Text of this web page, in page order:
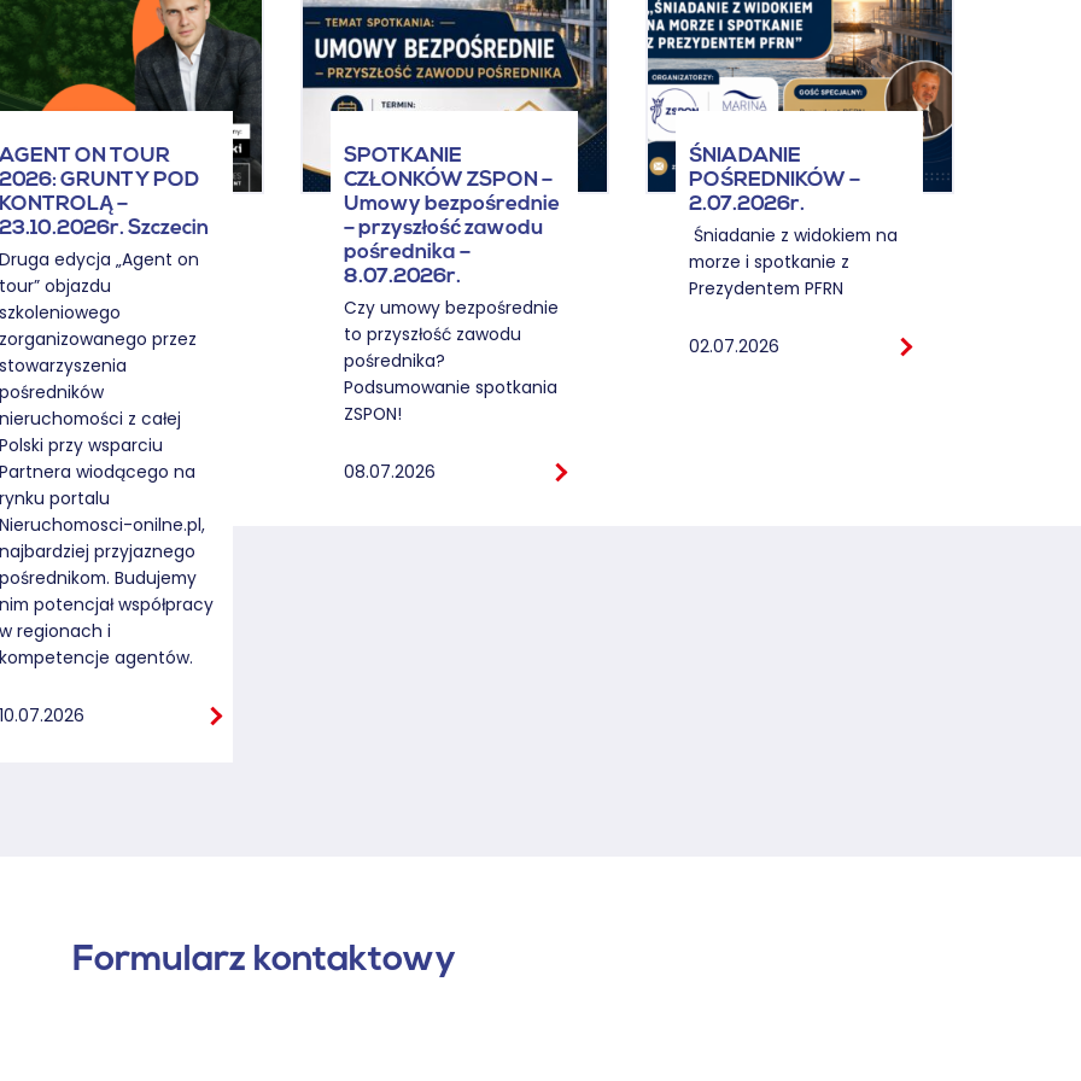
AGENT ON TOUR
2026: GRUNTY POD
KONTROLĄ –
23.10.2026r. Szczecin
Druga edycja „Agent on
tour” objazdu
szkoleniowego
zorganizowanego przez
stowarzyszenia
pośredników
nieruchomości z całej
Polski przy wsparciu
Partnera wiodącego na
rynku portalu
Nieruchomosci-onilne.pl,
najbardziej przyjaznego
pośrednikom. Budujemy
nim potencjał współpracy
w regionach i
kompetencje agentów.
10.07.2026
SPOTKANIE
CZŁONKÓW ZSPON –
Umowy bezpośrednie
– przyszłość zawodu
pośrednika –
8.07.2026r.
Czy umowy bezpośrednie
to przyszłość zawodu
pośrednika?
Podsumowanie spotkania
ZSPON!
08.07.2026
ŚNIADANIE
POŚREDNIKÓW –
2.07.2026r.
Śniadanie z widokiem na
morze i spotkanie z
Prezydentem PFRN
02.07.2026
Formularz kontaktowy